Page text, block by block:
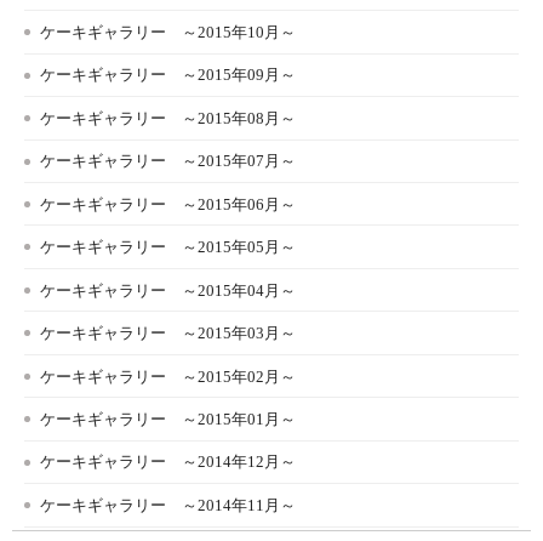
ケーキギャラリー ～2015年10月～
ケーキギャラリー ～2015年09月～
ケーキギャラリー ～2015年08月～
ケーキギャラリー ～2015年07月～
ケーキギャラリー ～2015年06月～
ケーキギャラリー ～2015年05月～
ケーキギャラリー ～2015年04月～
ケーキギャラリー ～2015年03月～
ケーキギャラリー ～2015年02月～
ケーキギャラリー ～2015年01月～
ケーキギャラリー ～2014年12月～
ケーキギャラリー ～2014年11月～